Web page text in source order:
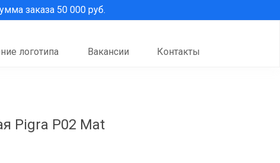
Вакансии Контакты
логотипа
заказа 50 000 руб.
Pigra P02 Mat